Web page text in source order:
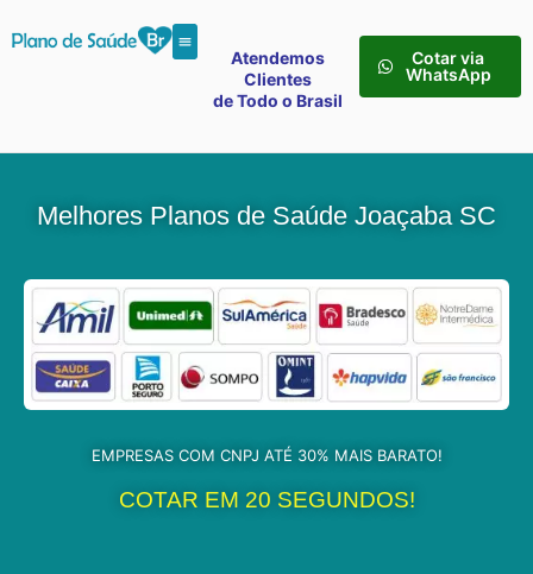
Atendemos
Clientes
de Todo o Brasil
Cotar via
WhatsApp
Melhores Planos de Saúde Joaçaba SC
EMPRESAS COM CNPJ ATÉ 30% MAIS BARATO!
COTAR EM 20 SEGUNDOS!